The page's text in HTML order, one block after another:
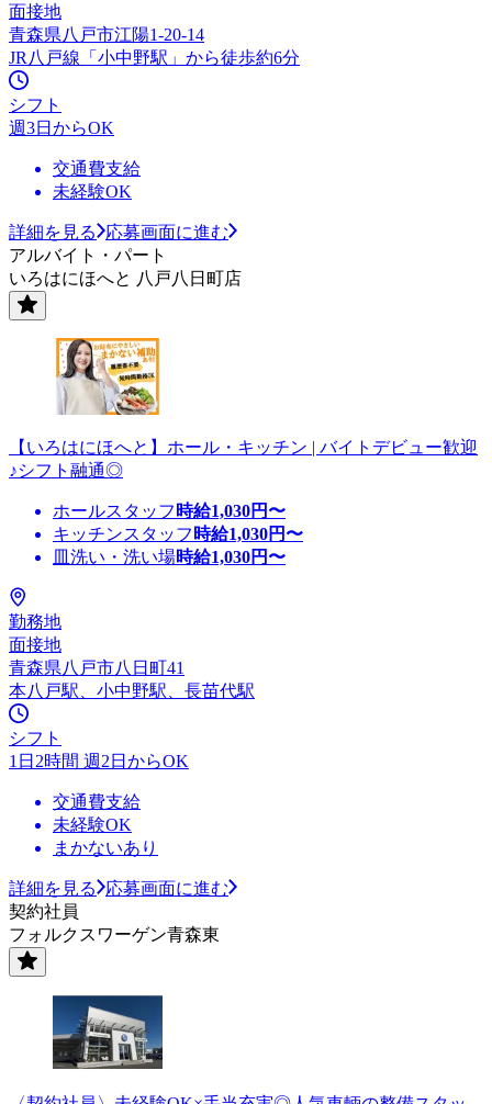
面接地
青森県八戸市江陽1-20-14
JR八戸線「小中野駅」から徒歩約6分
シフト
週3日からOK
交通費支給
未経験OK
詳細を見る
応募画面に進む
アルバイト・パート
いろはにほへと 八戸八日町店
【いろはにほへと】ホール・キッチン | バイトデビュー歓迎
♪シフト融通◎
ホールスタッフ 時給1,030円〜
キッチンスタッフ 時給1,030円〜
皿洗い・洗い場時給1,030円〜
勤務地
面接地
青森県八戸市八日町41
本八戸駅、小中野駅、長苗代駅
シフト
1日2時間 週2日からOK
交通費支給
未経験OK
まかないあり
詳細を見る
応募画面に進む
契約社員
フォルクスワーゲン青森東